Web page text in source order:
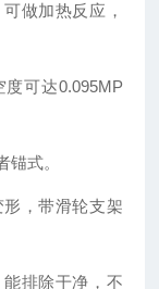
做加热反应，
可达0.095MP
式。
，带滑轮支架
排除干净，不